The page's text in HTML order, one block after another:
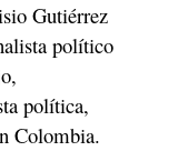
Gutiérrez
político
política,
Colombia.